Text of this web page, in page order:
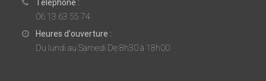
Téléphone :
06 13 63 55 74
Heures d'ouverture :
Du lundi au Samedi De 8h30 à 18h00